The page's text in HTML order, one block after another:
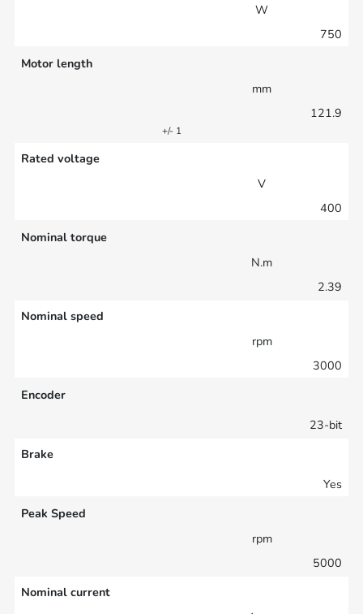
W
750
Motor length
mm
121.9
+/- 1
Rated voltage
V
400
Nominal torque
N.m
2.39
Nominal speed
rpm
3000
Encoder
23-bit
Brake
Yes
Peak Speed
rpm
5000
Nominal current